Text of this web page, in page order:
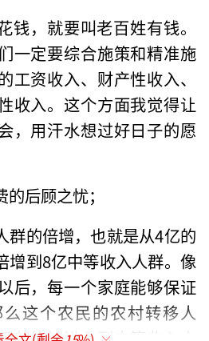
钱，就要叫老百姓有钱。
一定要综合施策和精准施
工资收入、财产性收入、
收入。这个方面我觉得让
，用汗水想过好日子的愿
后顾之忧；
群的倍增，也就是从4亿的
增到8亿中等收入人群。像
后，每一个家庭能够保证
这个农民的农村转移人